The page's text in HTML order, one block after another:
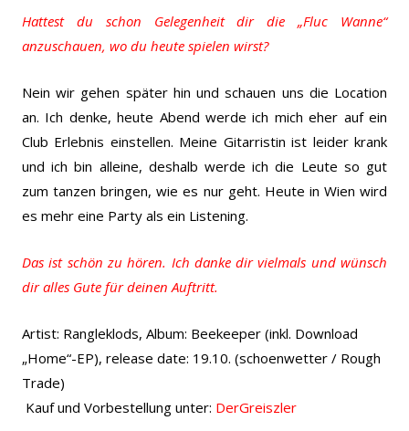
Hattest du schon Gelegenheit dir die „Fluc Wanne“
anzuschauen, wo du heute spielen wirst?
Nein wir gehen später hin und schauen uns die Location
an. Ich denke, heute Abend werde ich mich eher auf ein
Club Erlebnis einstellen. Meine Gitarristin ist leider krank
und ich bin alleine, deshalb werde ich die Leute so gut
zum tanzen bringen, wie es nur geht. Heute in Wien wird
es mehr eine Party als ein Listening.
Das ist schön zu hören. Ich danke dir vielmals und wünsch
dir alles Gute für deinen Auftritt.
Artist: Rangleklods, Album: Beekeeper (inkl. Download
„Home“-EP), release date: 19.10. (schoenwetter / Rough
Trade)
Kauf und Vorbestellung unter: DerGreiszler